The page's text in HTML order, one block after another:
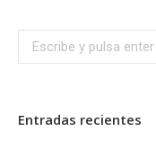
Search:
Entradas recientes